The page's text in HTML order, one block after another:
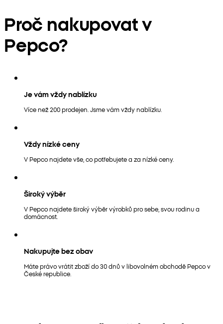
Proč nakupovat v
Pepco?
Je vám vždy nablízku
Více než 200 prodejen. Jsme vám vždy nablízku.
Vždy nízké ceny
V Pepco najdete vše, co potřebujete a za nízké ceny.
Široký výběr
V Pepco najdete široký výběr výrobků pro sebe, svou rodinu a
domácnost.
Nakupujte bez obav
Máte právo vrátit zboží do 30 dnů v libovolném obchodě Pepco v
České republice.